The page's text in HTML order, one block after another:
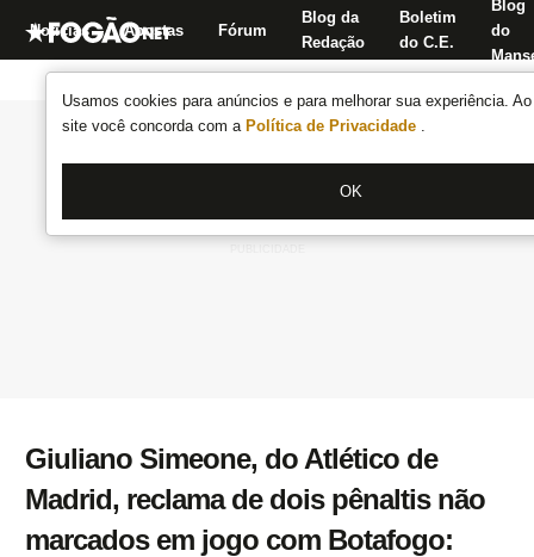
Usamos cookies para anúncios e para melhorar sua experiência.
site você concorda com a Política de Privacidade .
OK
Notícias Apostas Fórum
Blog da
Redação
Boletim
do C.E.
Blog
do
Giuliano Simeone, do Atlético de
Madrid, reclama de dois pênaltis não
marcados em jogo com Botafogo: